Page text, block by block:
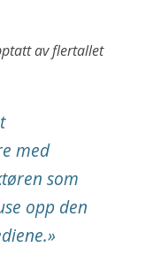
av flertallet
med
som
opp den
»